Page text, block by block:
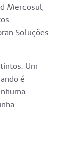
Mercosul,
Soluções
Um
é